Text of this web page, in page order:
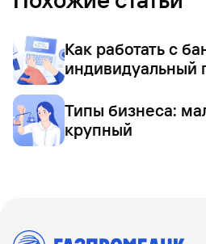
Как работать с
индивидуальный
Типы бизнеса:
крупный